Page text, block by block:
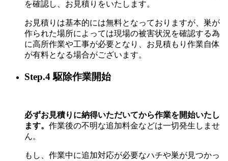
を確認し、お見積りをいたします。
お見積りは基本的には無料となっておりますが、巣が
作られた場所によっては現場の被害状況を確認する為
に高所作業や工事が必要となり、お見積もり作業自体
が有料となる場合がございます。
Step.4 駆除作業開始
必ずお見積りに納得いただいてから作業を開始いたし
ます。 作業後の不明な追加料金などは一切発生しませ
ん。
もし、作業中に追加対応が必要なハチや巣が見つかっ